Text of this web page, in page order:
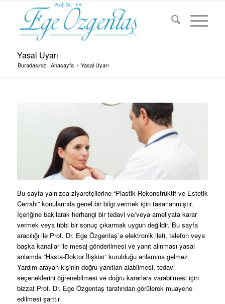
Yasal Uyarı
Buradasınız: Anasayfa / Yasal Uyarı
Bu sayfa yalnızca ziyaretçilerine “Plastik Rekonstrüktif ve Estetik
Cerrahi” konularında genel bir bilgi vermek için tasarlanmıştır.
İçeriğine bakılarak herhangi bir tedavi ve/veya ameliyata karar
vermek veya tıbbi bir sonuç çıkarmak uygun değildir. Bu sayfa
aracılığı ile Prof. Dr. Ege Özgentaş`a elektronik ileti, telefon veya
başka kanallar ile mesaj gönderilmesi ve yanıt alınması yasal
anlamda “Hasta-Doktor İlişkisi” kurulduğu anlamına gelmez.
Yardım arayan kişinin doğru yanıtları alabilmesi, tedavi
seçeneklerini öğrenebilmesi ve doğru kararlara varabilmesi için
bizzat Prof. Dr. Ege Özgentaş tarafından görülerek muayene
edilmesi şarttır.